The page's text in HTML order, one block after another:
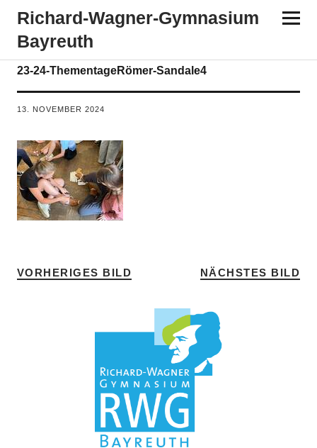
Richard-​​Wagner-​​Gymnasium
Bayreuth
23-24-ThementageRömer-Sandale4
13. NOVEMBER 2024
NÄCHSTES BILD
VORHERIGES BILD